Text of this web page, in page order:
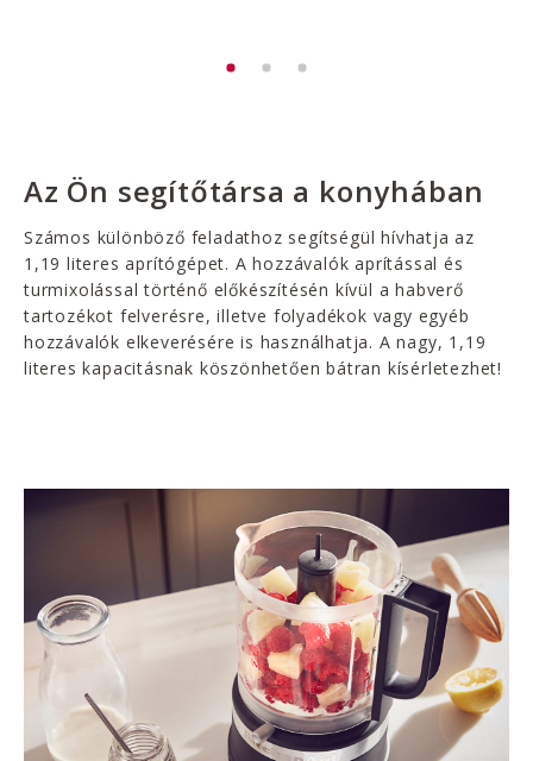
Az Ön segítőtársa a konyhában
Számos különböző feladathoz segítségül hívhatja az
1,19 literes aprítógépet. A hozzávalók aprítással és
turmixolással történő előkészítésén kívül a habverő
tartozékot felverésre, illetve folyadékok vagy egyéb
hozzávalók elkeverésére is használhatja. A nagy, 1,19
literes kapacitásnak köszönhetően bátran kísérletezhet!